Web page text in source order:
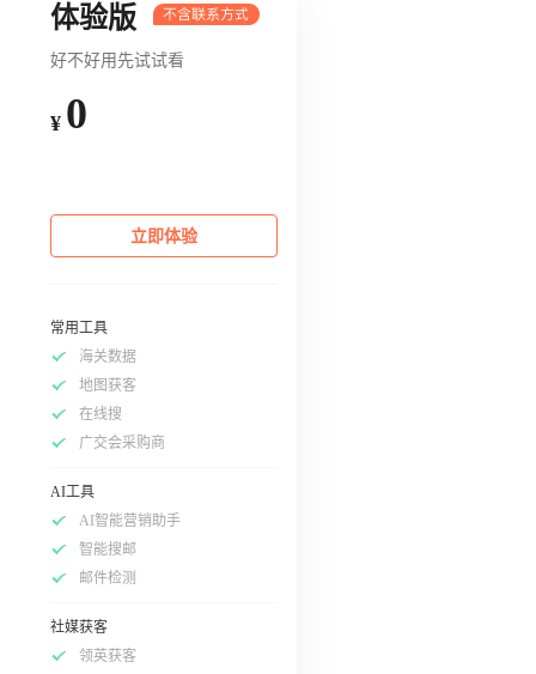
体验版
好不好用先试试看
¥ 0
立即体验
常用工具
海关数据
地图获客
在线搜
广交会采购商
AI工具
AI智能营销助手
智能搜邮
邮件检测
社媒获客
领英获客